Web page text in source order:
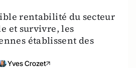
rentabilité du secteur
et survivre, les
établissent des
Yves Crozet